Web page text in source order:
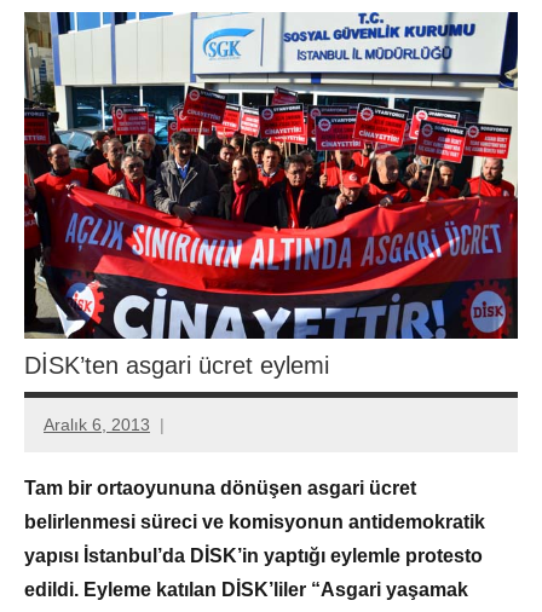
DİSK’ten asgari ücret eylemi
Aralık 6, 2013
Aksu
Tam bir ortaoyununa dönüşen asgari ücret
belirlenmesi süreci ve komisyonun antidemokratik
yapısı İstanbul’da DİSK’in yaptığı eylemle protesto
edildi. Eyleme katılan DİSK’liler “Asgari yaşamak